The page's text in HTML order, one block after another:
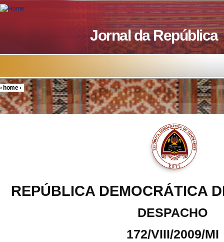
Skip to main content
Jornal da República
You are here
›home›
REPÚBLICA DEMOCRÁTICA
DESPACHO
172/VIII/2009/MI